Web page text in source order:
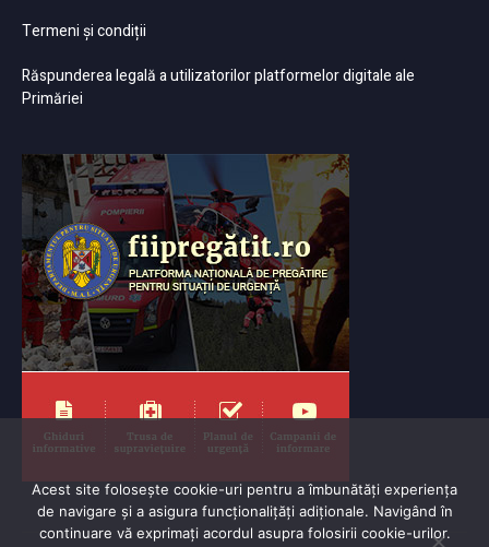
Termeni și condiții
Răspunderea legală a utilizatorilor platformelor digitale ale
Primăriei
Acest site folosește cookie-uri pentru a îmbunătăți experiența
de navigare și a asigura funcționalițăți adiționale. Navigând în
continuare vă exprimaţi acordul asupra folosirii cookie-urilor.